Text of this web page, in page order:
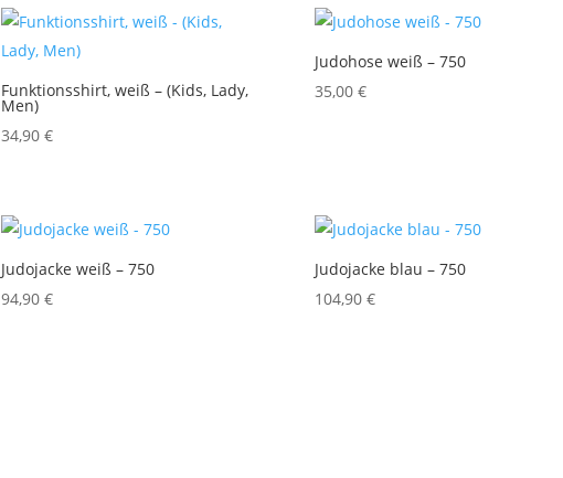
Funktionsshirt, weiß – (Kids, Lady,
Men)
34,90 €
Judohose weiß – 750
35,00 €
Judojacke weiß – 750
94,90 €
Judojacke blau – 750
104,90 €